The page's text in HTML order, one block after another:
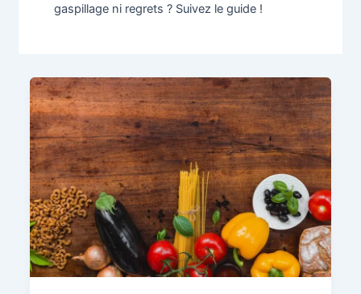
gaspillage ni regrets ? Suivez le guide !